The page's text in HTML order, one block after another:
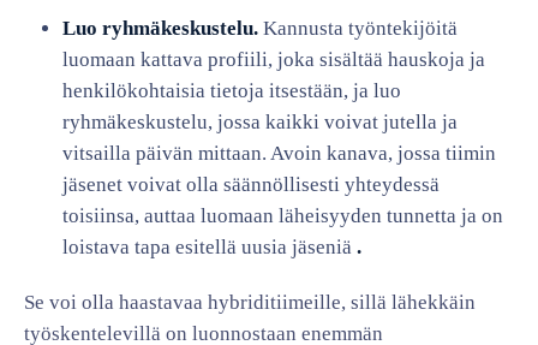
Luo ryhmäkeskustelu. Kannusta työntekijöitä
luomaan kattava profiili, joka sisältää hauskoja ja
henkilökohtaisia tietoja itsestään, ja luo
ryhmäkeskustelu, jossa kaikki voivat jutella ja
vitsailla päivän mittaan. Avoin kanava, jossa tiimin
jäsenet voivat olla säännöllisesti yhteydessä
toisiinsa, auttaa luomaan läheisyyden tunnetta ja on
loistava tapa esitellä uusia jäseniä .
Se voi olla haastavaa hybriditiimeille, sillä lähekkäin
työskentelevillä on luonnostaan enemmän